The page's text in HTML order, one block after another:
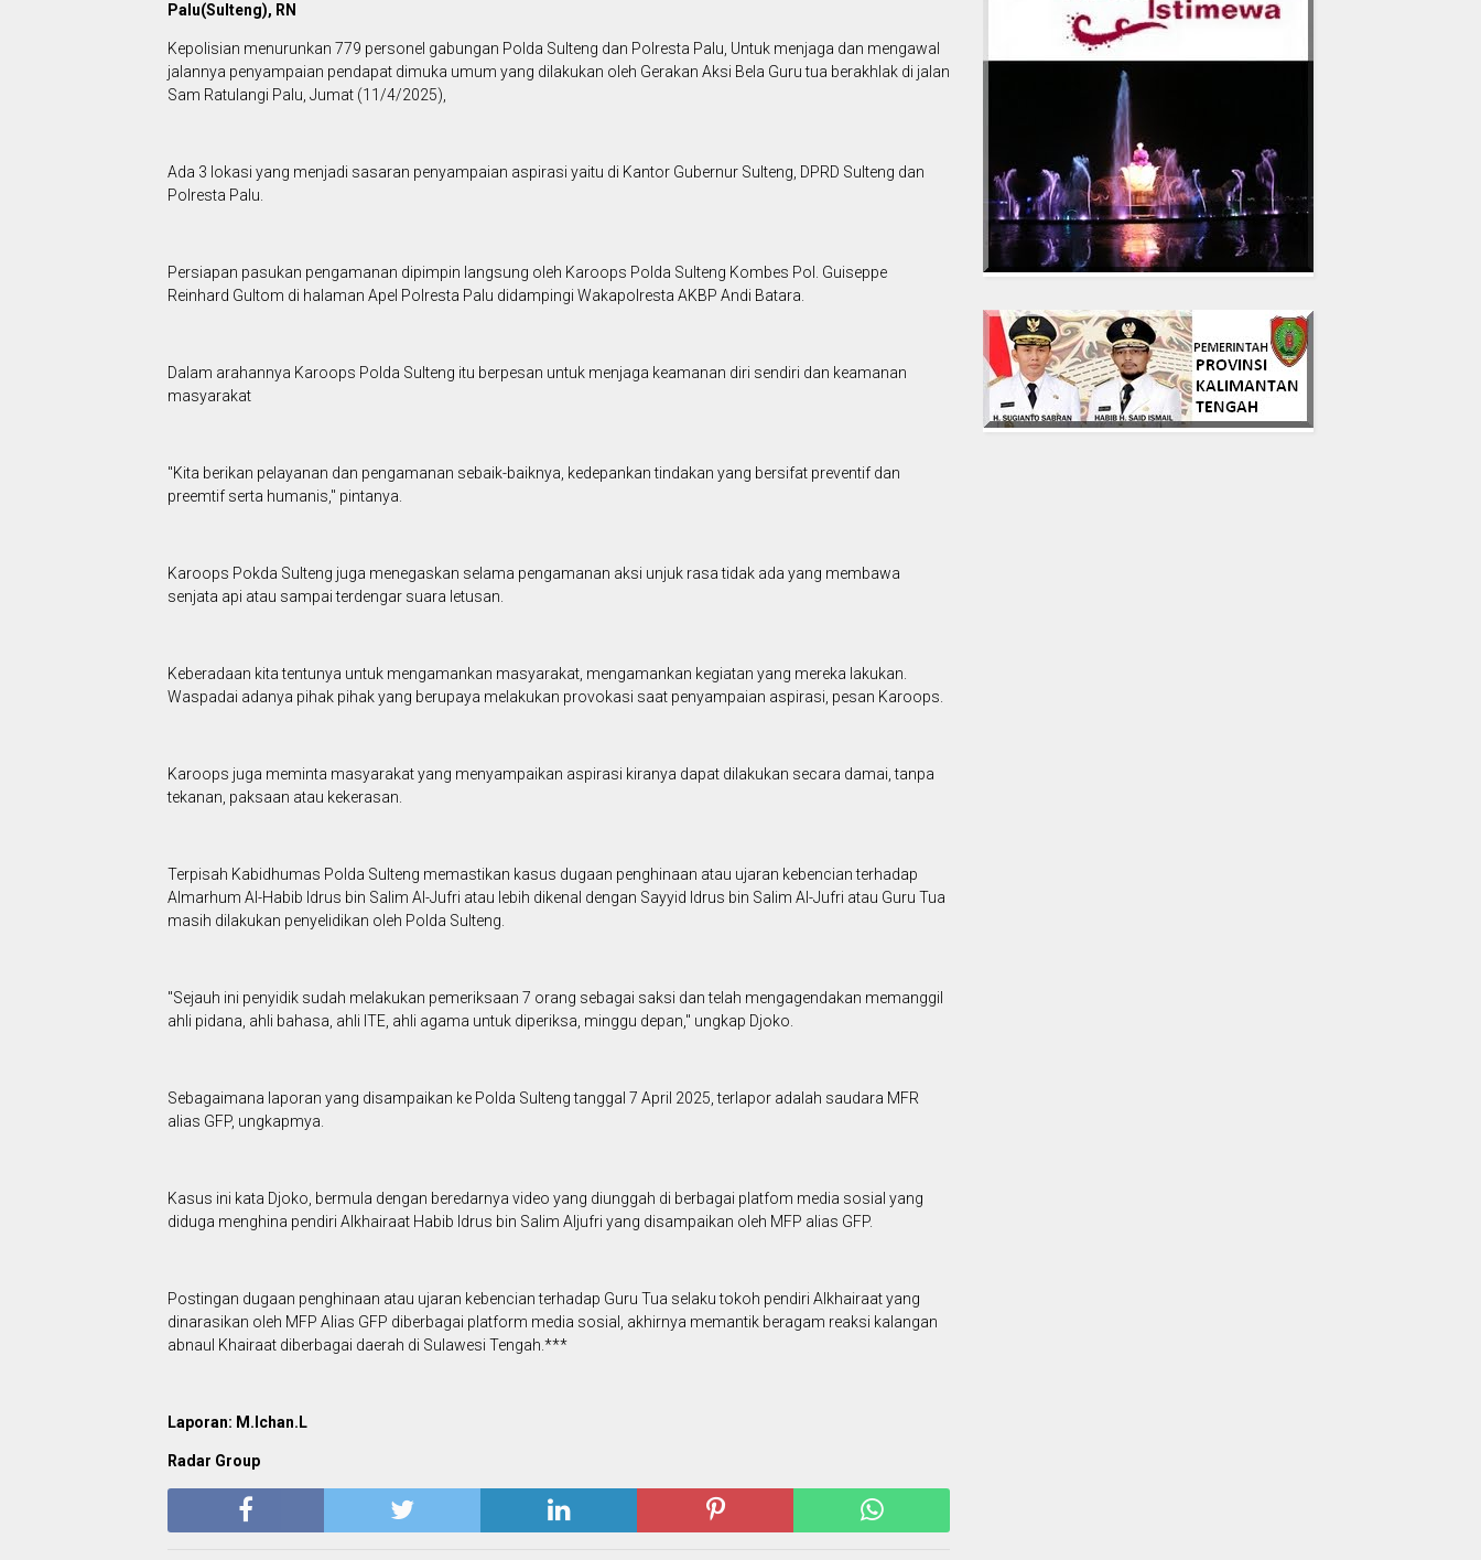
Palu(Sulteng), RN
Kepolisian menurunkan 779 personel gabungan Polda Sulteng dan Polresta Palu, Untuk menjaga dan mengawal
jalannya penyampaian pendapat dimuka umum yang dilakukan oleh Gerakan Aksi Bela Guru tua berakhlak di jalan
Sam Ratulangi Palu, Jumat (11/4/2025),
Ada 3 lokasi yang menjadi sasaran penyampaian aspirasi yaitu di Kantor Gubernur Sulteng, DPRD Sulteng dan
Polresta Palu.
Persiapan pasukan pengamanan dipimpin langsung oleh Karoops Polda Sulteng Kombes Pol. Guiseppe
Reinhard Gultom di halaman Apel Polresta Palu didampingi Wakapolresta AKBP Andi Batara.
Dalam arahannya Karoops Polda Sulteng itu berpesan untuk menjaga keamanan diri sendiri dan keamanan
masyarakat
"Kita berikan pelayanan dan pengamanan sebaik-baiknya, kedepankan tindakan yang bersifat preventif dan
preemtif serta humanis," pintanya.
Karoops Pokda Sulteng juga menegaskan selama pengamanan aksi unjuk rasa tidak ada yang membawa
senjata api atau sampai terdengar suara letusan.
Keberadaan kita tentunya untuk mengamankan masyarakat, mengamankan kegiatan yang mereka lakukan.
Waspadai adanya pihak pihak yang berupaya melakukan provokasi saat penyampaian aspirasi, pesan Karoops.
Karoops juga meminta masyarakat yang menyampaikan aspirasi kiranya dapat dilakukan secara damai, tanpa
tekanan, paksaan atau kekerasan.
Terpisah Kabidhumas Polda Sulteng memastikan kasus dugaan penghinaan atau ujaran kebencian terhadap
Almarhum Al-Habib Idrus bin Salim Al-Jufri atau lebih dikenal dengan Sayyid Idrus bin Salim Al-Jufri atau Guru Tua
masih dilakukan penyelidikan oleh Polda Sulteng.
"Sejauh ini penyidik sudah melakukan pemeriksaan 7 orang sebagai saksi dan telah mengagendakan memanggil
ahli pidana, ahli bahasa, ahli ITE, ahli agama untuk diperiksa, minggu depan," ungkap Djoko.
Sebagaimana laporan yang disampaikan ke Polda Sulteng tanggal 7 April 2025, terlapor adalah saudara MFR
alias GFP, ungkapmya.
Kasus ini kata Djoko, bermula dengan beredarnya video yang diunggah di berbagai platfom media sosial yang
diduga menghina pendiri Alkhairaat Habib Idrus bin Salim Aljufri yang disampaikan oleh MFP alias GFP.
Postingan dugaan penghinaan atau ujaran kebencian terhadap Guru Tua selaku tokoh pendiri Alkhairaat yang
dinarasikan oleh MFP Alias GFP diberbagai platform media sosial, akhirnya memantik beragam reaksi kalangan
abnaul Khairaat diberbagai daerah di Sulawesi Tengah.***
Laporan: M.Ichan.L
Radar Group